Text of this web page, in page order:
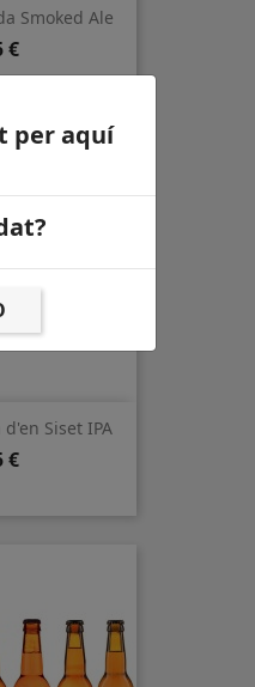
Smoked Ale
€
Siset IPA
€
per aquí